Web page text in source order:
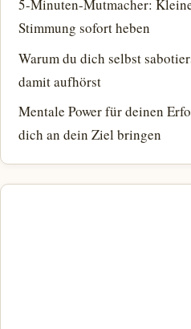
5-Minuten-Mutmacher:
Stimmung sofort heben
Warum du dich selbst
damit aufhörst
Mentale Power für deinen
dich an dein Ziel bringen